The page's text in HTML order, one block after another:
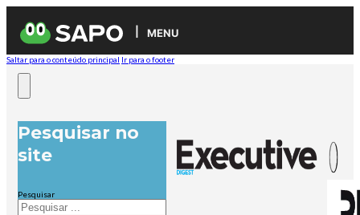
MENU
Saltar para o conteúdo principal Ir para o footer
Pesquisar no
site
Pesquisar